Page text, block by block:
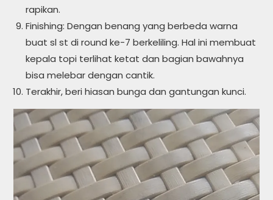
rapikan.
Finishing: Dengan benang yang berbeda warna
buat sl st di round ke-7 berkeliling. Hal ini membuat
kepala topi terlihat ketat dan bagian bawahnya
bisa melebar dengan cantik.
Terakhir, beri hiasan bunga dan gantungan kunci.